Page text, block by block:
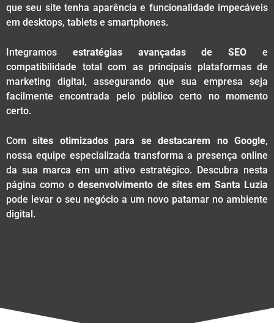
que seu site tenha aparência e funcionalidade impecáveis
em desktops, tablets e smartphones.
Integramos estratégias avançadas de SEO e
compatibilidade total com as principais plataformas de
marketing digital, assegurando que sua empresa seja
facilmente encontrada pelo público certo no momento
certo.
Comsites otimizados para se destacarem no Google,
nossa equipe especializada transforma a presença online
da sua marca em um ativo estratégico. Descubra nesta
página como odesenvolvimento de sites em Santa Luzia
pode levar o seu negócio a um novo patamar no ambiente
digital.